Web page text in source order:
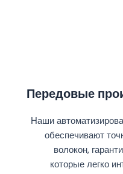
Передовые
Наши
обеспечивают
волокон,
которые легко